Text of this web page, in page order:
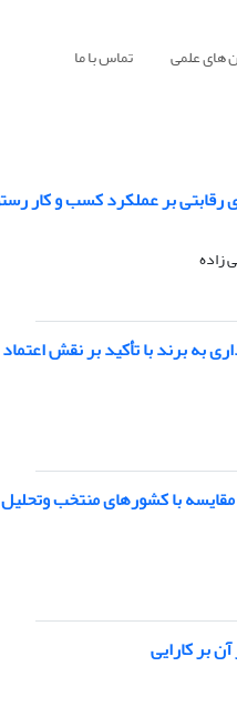
های علمی تماس با ما
رقابتی بر عملکرد کسب و کار
زاده
به برند با تأکید بر نقش
مقایسه با کشورهای منتخب
بر کارایی